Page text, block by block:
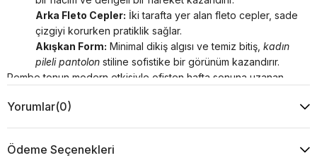
Arka Fleto Cepler: İki tarafta yer alan fleto cepler, sade
çizgiyi korurken pratiklik sağlar.
Akışkan Form: Minimal dikiş algısı ve temiz bitiş, kadın
pileli pantolon stiline sofistike bir görünüm kazandırır.
Pembe tonun modern etkisiyle ofisten hafta sonuna uzanan
%54 polyester, %46 Tencel
Manken Ölçüleri: Boy: 1.72 cm, Göğüs: 84 cm, Bel: 64 cm, Basen: 96
cm, Beden: 34 — Ürün Bedeni: XS (34)
Ürün renkleri, ışık ve ekran farklılıkları nedeniyle değişiklik gösterebilir.
Yorumlar(0)
Ödeme Seçenekleri